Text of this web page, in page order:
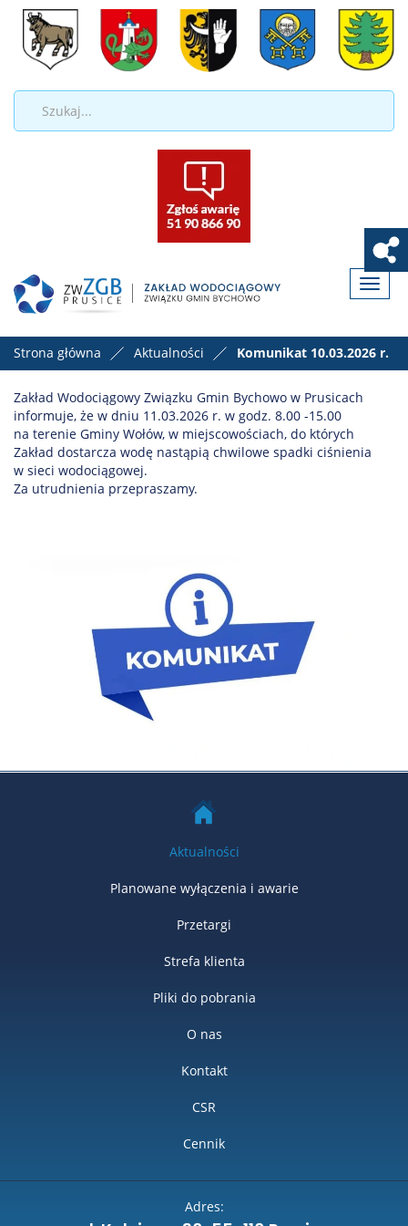
Toggle
Strona główna Aktualności Komunikat 10.03.2026 r.
Zakład Wodociągowy Związku Gmin Bychowo w Prusicach
informuje, że w dniu 11.03.2026 r. w godz. 8.00 -15.00
na terenie Gminy Wołów, w miejscowościach, do których
Zakład dostarcza wodę nastąpią chwilowe spadki ciśnienia
w sieci wodociągowej.
Za utrudnienia przepraszamy.
Aktualności
Planowane wyłączenia i awarie
Przetargi
Strefa klienta
Pliki do pobrania
O nas
Kontakt
CSR
Cennik
Adres: